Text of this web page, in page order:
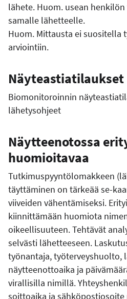
lähete. Huom. usean
samalle lähetteelle.
Huom. Mittausta ei suositella
arviointiin.
Näyteastiatilaukset
Biomonitoroinnin
lähetysohjeet
Näytteenotossa
huomioitavaa
Tutkimuspyyntölomakkeen
täyttäminen on tärkeää se-
viiveiden vähentämiseksi.
kiinnittämään huomiota
oikeellisuuteen. Tehtävät
selvästi lähetteeseen.
työnantaja, työterveyshuolto,
näytteenottoaika ja
virallisilla nimillä.
soittoaika ja